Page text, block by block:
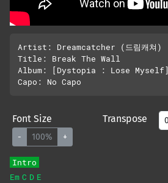
Artist: Dreamcatcher (드림캐쳐)
Title: Break The Wall
Album: [Dystopia : Lose Myself]
Font Size
- 100% +
Transpose
Intro
Em C D E